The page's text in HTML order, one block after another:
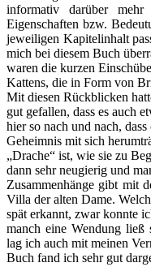
informativ darüber
Eigenschaften bzw.
jeweiligen Kapitelinhalt
mich bei diesem Buch
waren die kurzen
Kattens, die in Form von
Mit diesen Rückblicken
gut gefallen, dass es auch
hier so nach und nach,
Geheimnis mit sich
„Drache“ ist, wie sie zu
dann sehr neugierig und
Zusammenhänge gibt mit
Villa der alten Dame.
spät erkannt, zwar konnte
manch eine Wendung
lag ich auch mit meinen
Buch fand ich sehr gut